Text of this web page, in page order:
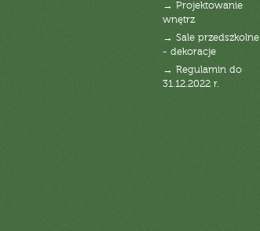
→ Projektowanie
wnętrz
→ Sale przedszkolne
- dekoracje
→ Regulamin do
31.12.2022 r.